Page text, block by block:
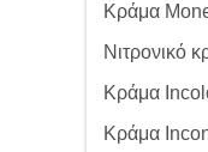
Κράμα
Νιτρονικό
Κράμα
Κράμα